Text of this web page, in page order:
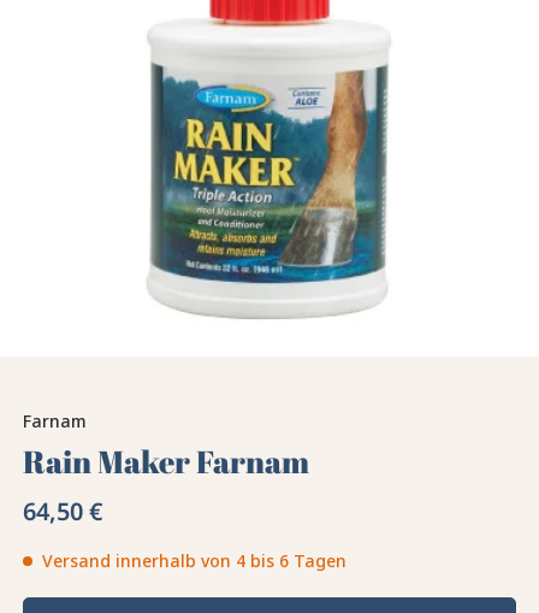
Farnam
Rain Maker Farnam
64,50 €
Versand innerhalb von 4 bis 6 Tagen